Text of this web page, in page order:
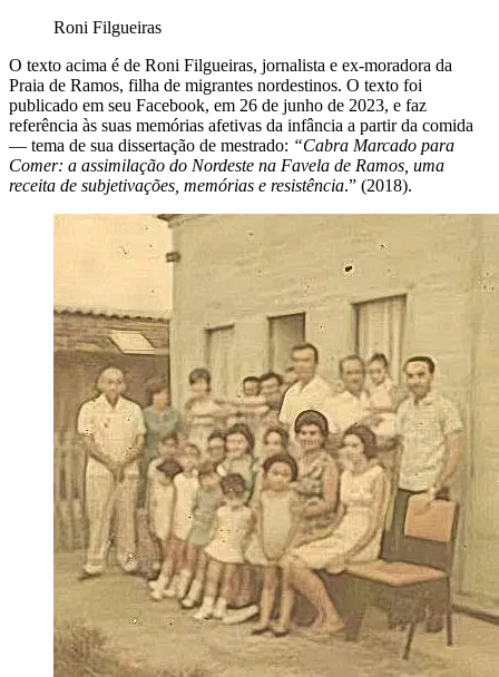
Roni Filgueiras
O texto acima é de Roni Filgueiras, jornalista e ex-moradora da
Praia de Ramos, filha de migrantes nordestinos. O texto foi
publicado em seu Facebook, em 26 de junho de 2023, e faz
referência às suas memórias afetivas da infância a partir da comida
— tema de sua dissertação de mestrado: “Cabra Marcado para
Comer: a assimilação do Nordeste na Favela de Ramos, uma
receita de subjetivações, memórias e resistência.” (2018).